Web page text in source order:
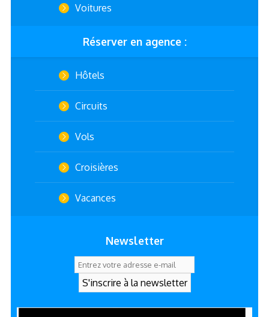
Voitures
Réserver en agence :
Hôtels
Circuits
Vols
Croisières
Vacances
Newsletter